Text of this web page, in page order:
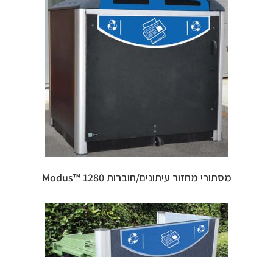
מסתורי מחזור עיתונים/חוברות 1280 ™Modus